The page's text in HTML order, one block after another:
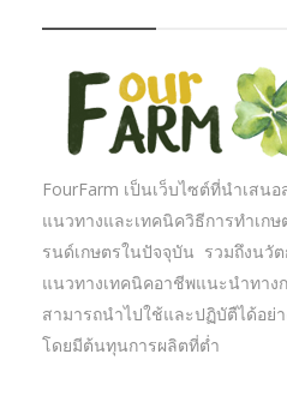
FourFarm เป็นเว็บไซต์ที่นำเสน
แนวทางและเทคนิควิธีการทำเก
รนด์เกษตรในปัจจุบัน รวมถึงนวัต
แนวทางเทคนิคอาชีพแนะนำทางก
สามารถนำไปใช้และปฏิบัตืได้อย่
โดยมีต้นทุนการผลิตที่ต่ำ